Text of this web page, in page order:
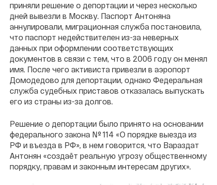
приняли решение о депортации и через несколько
дней вывезли в Москву. Паспорт Антоняна
аннулировали, миграционная служба постановила,
что паспорт недействителен из-за неверных
данных при оформлении соответствующих
документов в связи с тем, что в 2006 году он менял
имя. После чего активиста привезли в аэропорт
Домодедово для депортации, однако Федеральная
служба судебных приставов отказалась выпускать
его из страны из-за долгов.
Решение о депортации было принято на основании
федерального закона № 114 «О порядке выезда из
РФ и въезда в РФ», в нем говорится, что Вараздат
Антонян «создаёт реальную угрозу общественному
порядку, правам и законным интересам других».